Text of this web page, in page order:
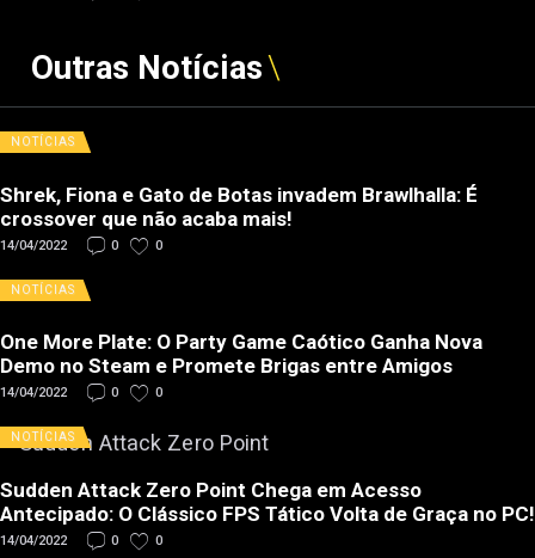
Outras Notícias
NOTÍCIAS
Shrek, Fiona e Gato de Botas invadem Brawlhalla: É
crossover que não acaba mais!
14/04/2022 0 0
NOTÍCIAS
One More Plate: O Party Game Caótico Ganha Nova
Demo no Steam e Promete Brigas entre Amigos
14/04/2022 0 0
NOTÍCIAS
Sudden Attack Zero Point Chega em Acesso
Antecipado: O Clássico FPS Tático Volta de Graça no PC!
14/04/2022 0 0